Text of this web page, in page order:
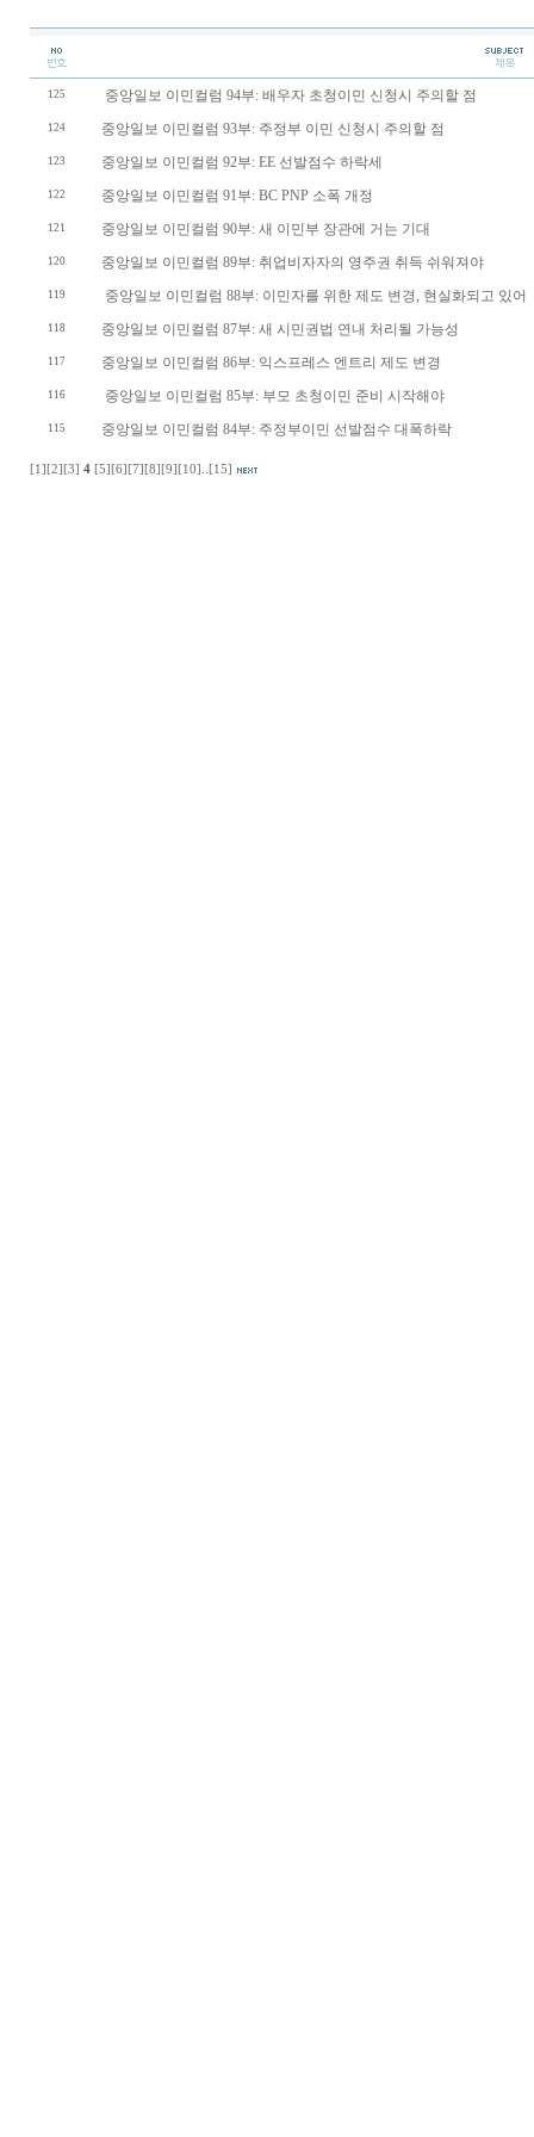
125 중앙일보 이민컬럼 94부: 배우자 초청이민 신청시 주의할 점
124 중앙일보 이민컬럼 93부: 주정부 이민 신청시 주의할 점
123 중앙일보 이민컬럼 92부: EE 선발점수 하락세
122 중앙일보 이민컬럼 91부: BC PNP 소폭 개정
121 중앙일보 이민컬럼 90부: 새 이민부 장관에 거는 기대
120 중앙일보 이민컬럼 89부: 취업비자자의 영주권 취득 쉬워져야
119 중앙일보 이민컬럼 88부: 이민자를 위한 제도 변경, 현실화되고 있어
118 중앙일보 이민컬럼 87부: 새 시민권법 연내 처리될 가능성
117 중앙일보 이민컬럼 86부: 익스프레스 엔트리 제도 변경
116 중앙일보 이민컬럼 85부: 부모 초청이민 준비 시작해야
115 중앙일보 이민컬럼 84부: 주정부이민 선발점수 대폭하락
[1] [2] [3] 4 [5] [6] [7] [8] [9] [10] [15]